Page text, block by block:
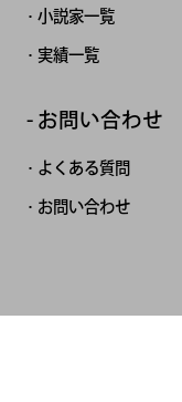
小説家一覧
実績一覧
お問い合わせ
よくある質問
お問い合わせ